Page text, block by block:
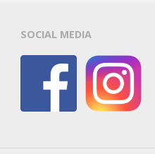
SOCIAL MEDIA